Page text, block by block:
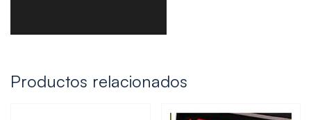
Productos relacionados